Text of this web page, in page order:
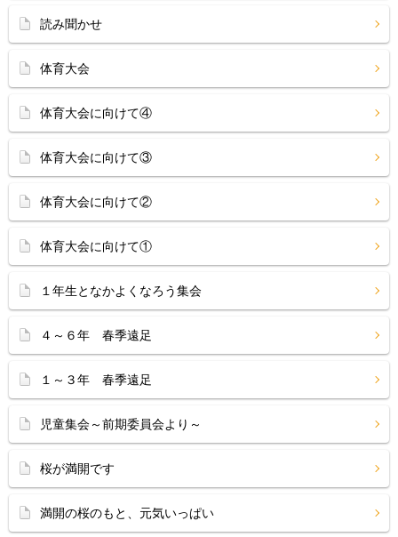
読み聞かせ
体育大会
体育大会に向けて④
体育大会に向けて③
体育大会に向けて②
体育大会に向けて①
１年生となかよくなろう集会
４～６年 春季遠足
１～３年 春季遠足
児童集会～前期委員会より～
桜が満開です
満開の桜のもと、元気いっぱい